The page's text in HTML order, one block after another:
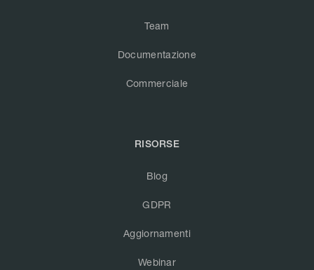
Team
Documentazione
Commerciale
RISORSE
Blog
GDPR
Aggiornamenti
Webinar